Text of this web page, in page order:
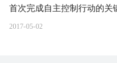
首次完成自主控制行动的关
2017-05-02